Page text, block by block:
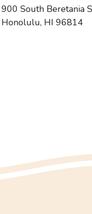
900 South Beretania
Honolulu, HI 96814